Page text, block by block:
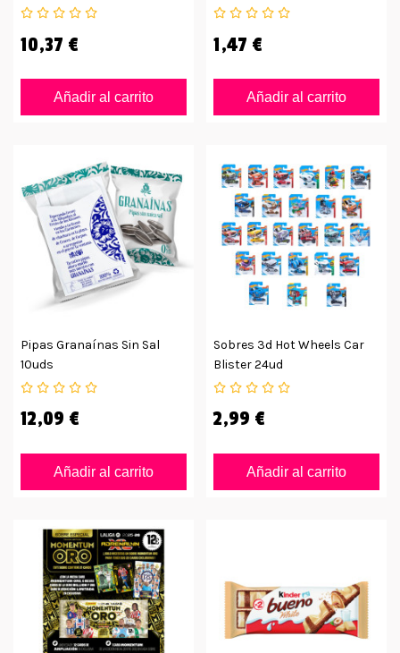
10,37 €
Añadir al carrito
1,47 €
Añadir al carrito
Pipas Granaínas Sin Sal
10uds
12,09 €
Añadir al carrito
Sobres 3d Hot Wheels Car
Blister 24ud
2,99 €
Añadir al carrito